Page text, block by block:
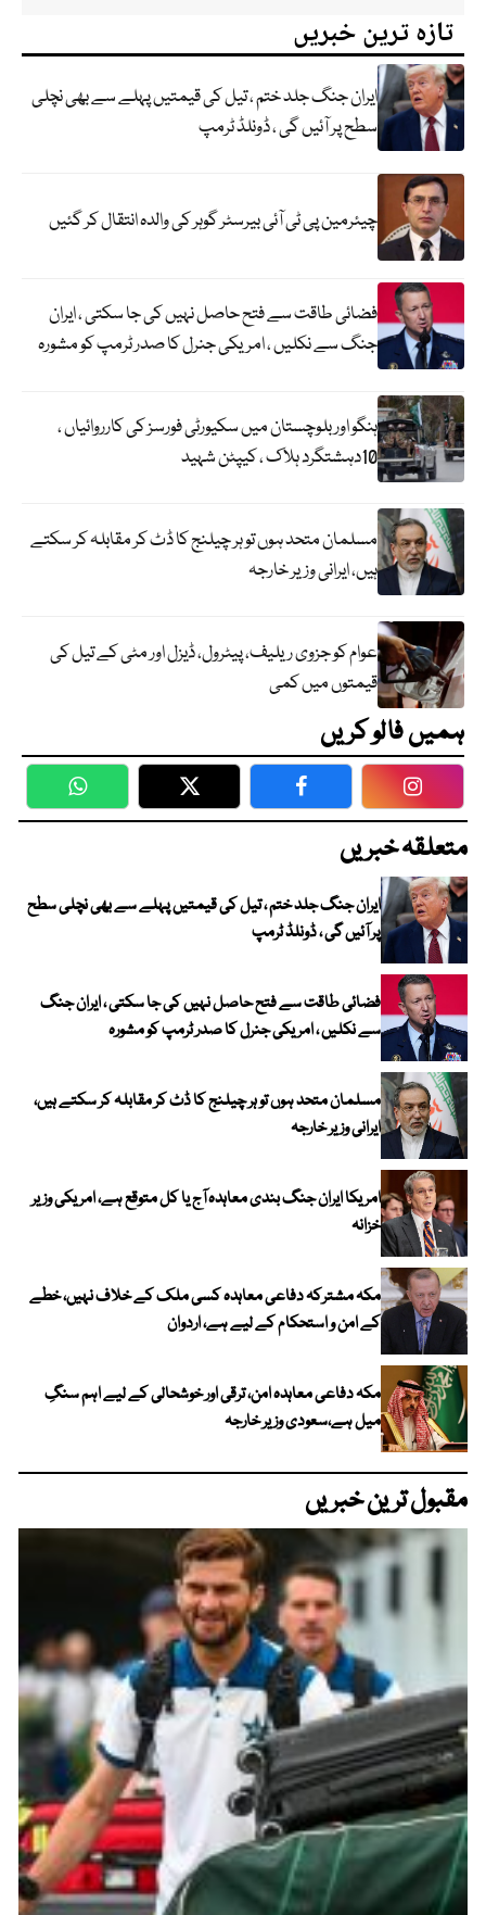
تازہ ترین خبریں
ایران جنگ جلد ختم ، تیل کی قیمتیں پہلے سے بھی نچلی
سطح پر آئیں گی ، ڈونلڈ ٹرمپ
چیئرمین پی ٹی آئی بیرسٹر گوہر کی والدہ انتقال کر گئیں
فضائی طاقت سے فتح حاصل نہیں کی جا سکتی ، ایران
جنگ سے نکلیں ، امریکی جنرل کا صدر ٹرمپ کو مشورہ
ہنگو اور بلوچستان میں سکیورٹی فورسز کی کارروائیاں ،
10دہشتگرد ہلاک ، کیپٹن شہید
مسلمان متحد ہوں تو ہر چیلنج کا ڈٹ کر مقابلہ کر سکتے
ہیں، ایرانی وزیر خارجہ
عوام کو جزوی ریلیف، پیٹرول، ڈیزل اور مٹی کے تیل کی
قیمتوں میں کمی
ہمیں فالو کریں
WhatsApp Twitter Facebook
متعلقہ خبریں
ایران جنگ جلد ختم ، تیل کی قیمتیں پہلے سے بھی نچلی سطح
پر آئیں گی ، ڈونلڈ ٹرمپ
فضائی طاقت سے فتح حاصل نہیں کی جا سکتی ، ایران جنگ
سے نکلیں ، امریکی جنرل کا صدر ٹرمپ کو مشورہ
مسلمان متحد ہوں تو ہر چیلنج کا ڈٹ کر مقابلہ کر سکتے ہیں،
ایرانی وزیر خارجہ
امریکا ایران جنگ بندی معاہدہ آج یا کل متوقع ہے، امریکی وزیر
خزانہ
مکہ مشترکہ دفاعی معاہدہ کسی ملک کے خلاف نہیں، خطے
کے امن و استحکام کے لیے ہے، اردوان
مکہ دفاعی معاہدہ امن، ترقی اور خوشحالی کے لیے اہم سنگِ
میل ہے،سعودی وزیر خارجہ
مقبول ترین خبریں